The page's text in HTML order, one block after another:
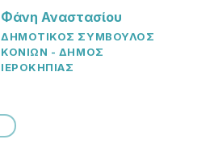
Φάνη Αναστασίου
ΔΗΜΟΤΙΚΟΣ ΣΥΜΒΟΥΛΟΣ
ΚΟΝΙΩΝ - ΔΗΜΟΣ
ΙΕΡΟΚΗΠΙΑΣ